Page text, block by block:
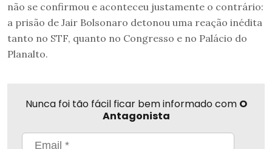
não se confirmou e aconteceu justamente o contrário:
a prisão de Jair Bolsonaro detonou uma reação inédita
tanto no STF, quanto no Congresso e no Palácio do
Planalto.
Nunca foi tão fácil ficar bem informado com O
Antagonista